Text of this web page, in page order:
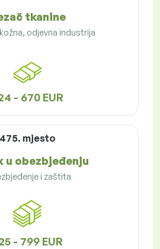
tkanine
odjevna industrija
- 670 EUR
475. mjesto
u obezbjeđenju
i zaštita
- 799 EUR